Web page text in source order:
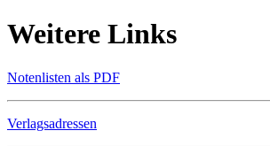
Weitere Links
Notenlisten als PDF
Verlagsadressen